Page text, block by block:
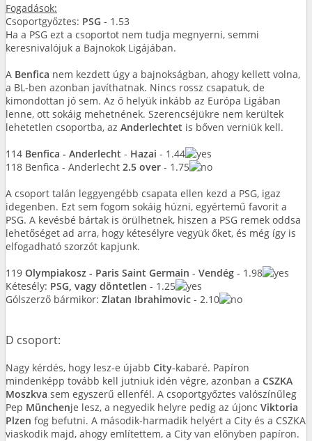
Fogadások:
Csoportgyőztes: PSG - 1.53
Ha a PSG ezt a csoportot nem tudja megnyerni, semmi
keresnivalójuk a Bajnokok Ligájában.
A Benfica nem kezdett úgy a bajnokságban, ahogy kellett volna,
a BL-ben azonban javíthatnak. Nincs rossz csapatuk, de
kimondottan jó sem. Az ő helyük inkább az Európa Ligában
lenne, ott sokáig mehetnének. Szerencséjükre nem kerültek
lehetetlen csoportba, az Anderlechtet is bőven verniük kell.
114 Benfica - Anderlecht - Hazai - 1.44
118 Benfica - Anderlecht 2.5 over - 1.75
A csoport talán leggyengébb csapata ellen kezd a PSG, igaz
idegenben. Ezt sem fogom sokáig húzni, egyértemű favorit a
PSG. A kevésbé bártak is örülhetnek, hiszen a PSG remek oddsa
lehetőséget ad arra, hogy kétesélyre vegyük őket, és még így is
elfogadható szorzót kapjunk.
119 Olympiakosz - Paris Saint Germain - Vendég - 1.98
Kétesély: PSG, vagy döntetlen - 1.25
Gólszerző bármikor: Zlatan Ibrahimovic - 2.10
D csoport:
Nagy kérdés, hogy lesz-e újabb City-kabaré. Papíron
mindenképp tovább kell jutniuk idén végre, azonban a CSZKA
Moszkva sem egyszerű ellenfél. A csoportgyőztes valószínűleg
Pep Münchenje lesz, a negyedik helyre pedig az újonc Viktoria
Plzen fog befutni. A második-harmadik helyért a City és a CSZKA
viaskodik majd, ahogy említettem, a City van előnyben papíron.